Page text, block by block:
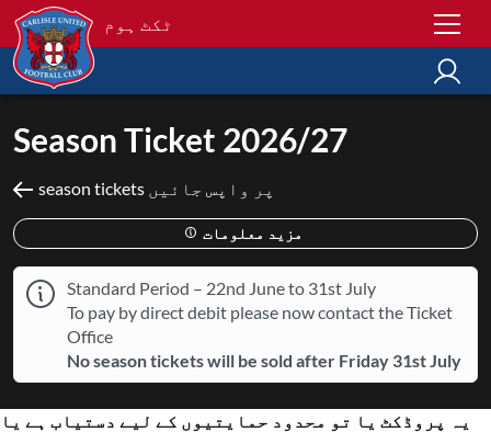
ٹکٹ ہوم
Season Ticket 2026/27
season tickets پر واپس جائیں
مزید معلومات
Standard Period – 22nd June to 31st July
To pay by direct debit please now contact the Ticket
Office
No season tickets will be sold after Friday 31st July
یہ پروڈکٹ یا تو محدود حمایتیوں کے لیے دستیاب ہے یا